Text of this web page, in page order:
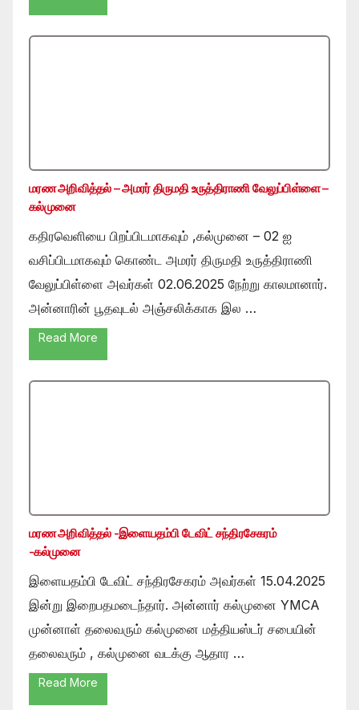
மரண அறிவித்தல் – அமரர் திருமதி உருத்திராணி வேலுப்பிள்ளை –
கல்முனை
கதிரவெளியை பிறப்பிடமாகவும் ,கல்முனை – 02 ஐ
வசிப்பிடமாகவும் கொண்ட அமரர் திருமதி உருத்திராணி
வேலுப்பிள்ளை அவர்கள் 02.06.2025 நேற்று காலமானார்.
அன்னாரின் பூதவுடல் அஞ்சலிக்காக இல …
Read More
மரண அறிவித்தல் -இளையதம்பி டேவிட் சந்திரசேகரம்
-கல்முனை
இளையதம்பி டேவிட் சந்திரசேகரம் அவர்கள் 15.04.2025
இன்று இறைபதமடைந்தார். அன்னார் கல்முனை YMCA
முன்னாள் தலைவரும் கல்முனை மத்தியஸ்டர் சபையின்
தலைவரும் , கல்முனை வடக்கு ஆதார …
Read More